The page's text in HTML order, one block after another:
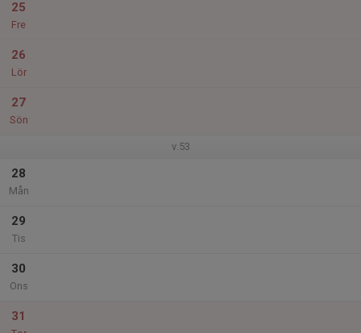
25
Fre
26
Lör
27
Sön
v.53
28
Mån
29
Tis
30
Ons
31